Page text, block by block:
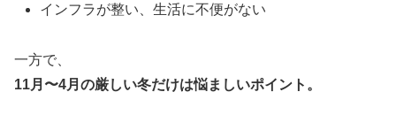
インフラが整い、生活に不便がない
一方で、
11月〜4月の厳しい冬だけは悩ましいポイント。